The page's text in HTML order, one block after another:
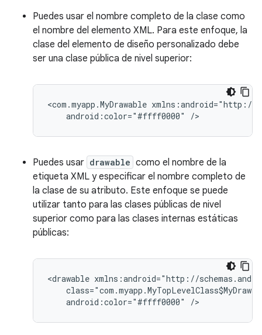
Puedes usar el nombre completo de la clase como
el nombre del elemento XML. Para este enfoque, la
clase del elemento de diseño personalizado debe
ser una clase pública de nivel superior:
<com.myapp.MyDrawable
android:color="#ffff0000"
/>
Puedes usar drawable como el nombre de la
etiqueta XML y especificar el nombre completo de
la clase de su atributo. Este enfoque se puede
utilizar tanto para las clases públicas de nivel
superior como para las clases internas estáticas
públicas:
<drawable
android:color="#ffff0000" />